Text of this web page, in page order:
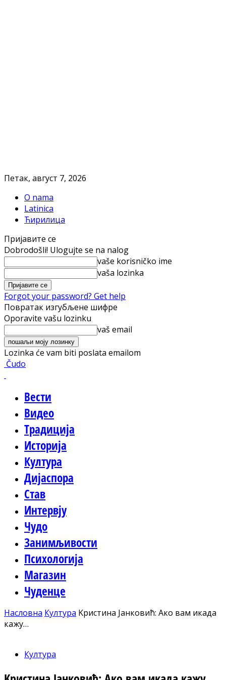
Петак, август 7, 2026
O nama
Latinica
Ћирилица
Пријавите се
Dobrodošli! Ulogujte se na nalog
vaše korisničko ime
vaša lozinka
Forgot your password? Get help
Повратак изгубљене шифре
Oporavite vašu lozinku
vaš email
Lozinka će vam biti poslata emailom
Čudo
Вести
Видео
Традиција
Историја
Култура
Дијаспора
Став
Интервју
Чудо
Занимљивости
Психологија
Магазин
Чуденце
Насловна Култура Kристина Јанковић: Ако вам икада
кажу…
Култура